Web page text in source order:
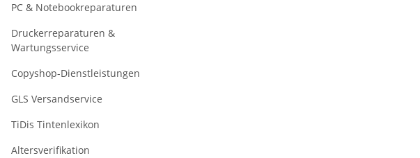
PC & Notebookreparaturen
Druckerreparaturen &
Wartungsservice
Copyshop-Dienstleistungen
GLS Versandservice
TiDis Tintenlexikon
Altersverifikation